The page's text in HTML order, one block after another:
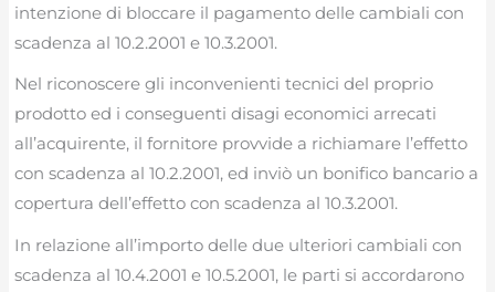
intenzione di bloccare il pagamento delle cambiali con
scadenza al 10.2.2001 e 10.3.2001.
Nel riconoscere gli inconvenienti tecnici del proprio
prodotto ed i conseguenti disagi economici arrecati
all’acquirente, il fornitore provvide a richiamare l’effetto
con scadenza al 10.2.2001, ed inviò un bonifico bancario a
copertura dell’effetto con scadenza al 10.3.2001.
In relazione all’importo delle due ulteriori cambiali con
scadenza al 10.4.2001 e 10.5.2001, le parti si accordarono